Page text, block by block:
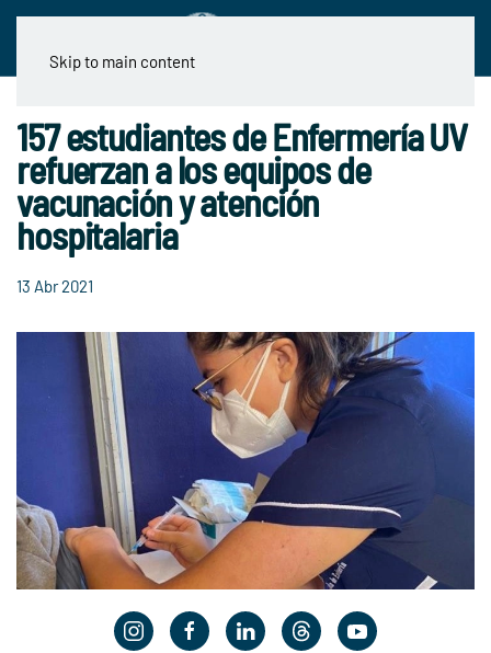
Skip to main content
157 estudiantes de Enfermería UV
refuerzan a los equipos de
vacunación y atención
hospitalaria
13 Abr 2021